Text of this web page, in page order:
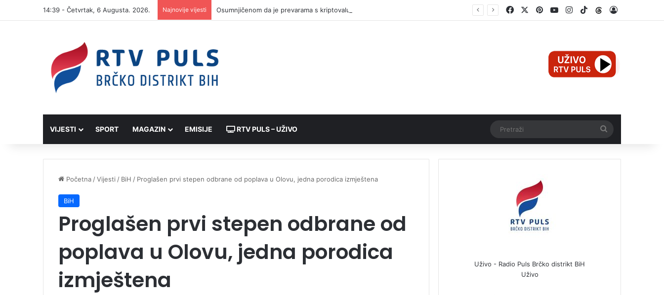
14:39 - Četvrtak, 6 Augusta. 2026. Najnovije vijesti Osumnjičenom da je prevarama s kriptovalutama oštetio dvije žene za 42.000 KM FacebookPinterestYouTubeInstagram
TikTokThreads
VIJESTI SPORT MAGAZIN EMISIJE RTV PULS – UŽIVO
Početna /Vijesti / BiH / Proglašen prvi stepen odbrane od poplava u Olovu, jedna porodica izmještena
BiH
Proglašen prvi stepen odbrane od
poplava u Olovu, jedna porodica
izmještena
Uživo - Radio Puls Brčko distrikt BiH
Uživo